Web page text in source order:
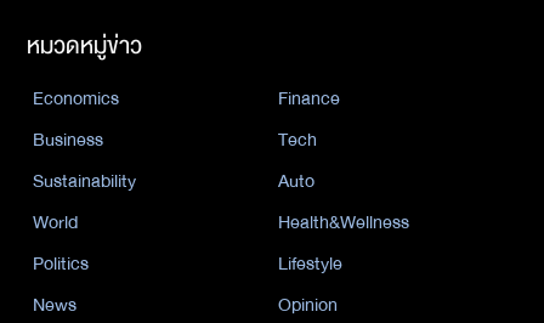
หมวดหมู่ข่าว
Economics
Finance
Business
Tech
Sustainability
Auto
World
Health&Wellness
Politics
Lifestyle
News
Opinion